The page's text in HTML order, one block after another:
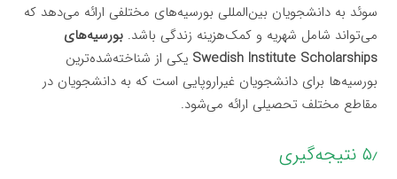
سوئد به دانشجویان بین‌المللی بورسیه‌های مختلفی ارائه می‌دهد که
می‌تواند شامل شهریه و کمک‌هزینه زندگی باشد.بورسیه‌های
Swedish Institute Scholarships یکی از شناخته‌شده‌ترین
بورسیه‌ها برای دانشجویان غیراروپایی است که به دانشجویان در
مقاطع مختلف تحصیلی ارائه می‌شود.
۵٫ نتیجه‌گیری